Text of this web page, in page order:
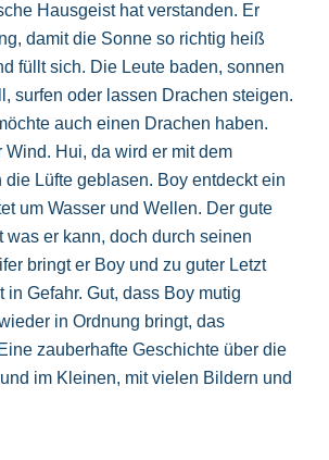
Hausgeist hat verstanden. Er
damit die Sonne so richtig heiß
füllt sich. Die Leute baden, sonnen
surfen oder lassen Drachen steigen.
auch einen Drachen haben.
Wind. Hui, da wird er mit dem
die Lüfte geblasen. Boy entdeckt ein
um Wasser und Wellen. Der gute
was er kann, doch durch seinen
bringt er Boy und zu guter Letzt
in Gefahr. Gut, dass Boy mutig
in Ordnung bringt, das
zauberhafte Geschichte über die
im Kleinen, mit vielen Bildern und